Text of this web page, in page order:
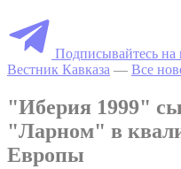
Подписывайтесь на
Вестник Кавказа — Все
"Иберия 1999"
"Ларном" в
Европы